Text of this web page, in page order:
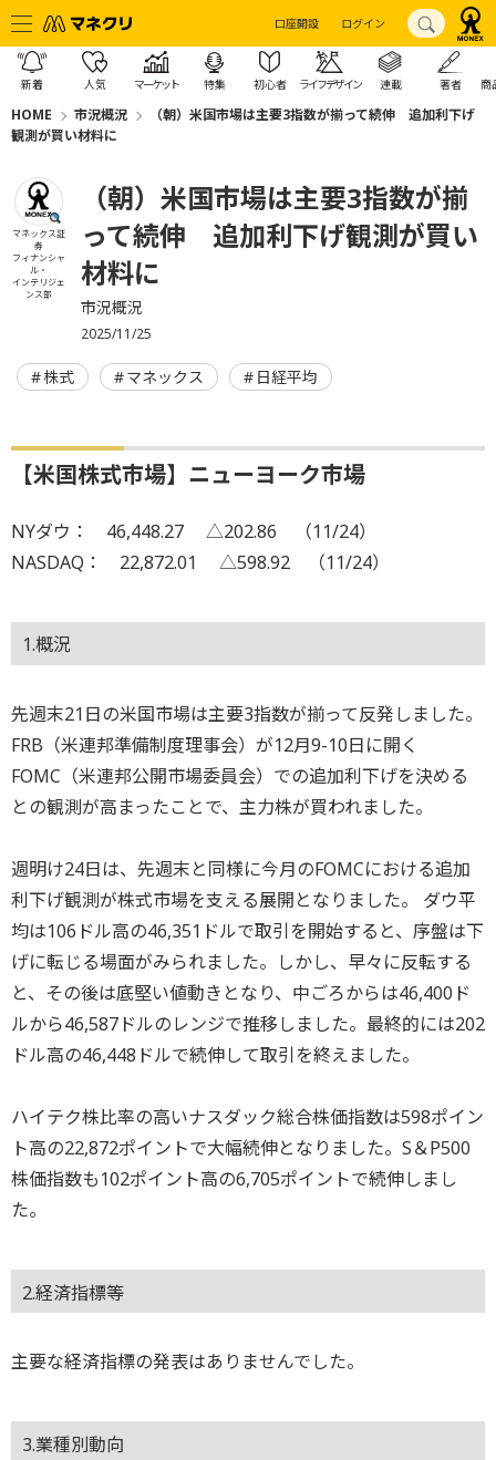
口座開設 ログイン
新着 人気 マーケット 特集 初心者 ライフデザイン 連載 著者 商
HOME 市況概況
（朝）米国市場は主要3指数が揃って続伸 追加利下げ
観測が買い材料に
マネックス証
券
フィナンシャ
ル・
インテリジェ
ンス部
（朝）米国市場は主要3指数が揃
って続伸 追加利下げ観測が買い
材料に
市況概況
2025/11/25
株式 マネックス 日経平均
【米国株式市場】ニューヨーク市場
NYダウ： 46,448.27 △202.86 （11/24）
NASDAQ： 22,872.01 △598.92 （11/24）
1.概況
先週末21日の米国市場は主要3指数が揃って反発しました。
FRB（米連邦準備制度理事会）が12月9-10日に開く
FOMC（米連邦公開市場委員会）での追加利下げを決める
との観測が高まったことで、主力株が買われました。
週明け24日は、先週末と同様に今月のFOMCにおける追加
利下げ観測が株式市場を支える展開となりました。 ダウ平
均は106ドル高の46,351ドルで取引を開始すると、序盤は下
げに転じる場面がみられました。しかし、早々に反転する
と、その後は底堅い値動きとなり、中ごろからは46,400ド
ルから46,587ドルのレンジで推移しました。最終的には202
ドル高の46,448ドルで続伸して取引を終えました。
ハイテク株比率の高いナスダック総合株価指数は598ポイン
ト高の22,872ポイントで大幅続伸となりました。S＆P500
株価指数も102ポイント高の6,705ポイントで続伸しまし
た。
2.経済指標等
主要な経済指標の発表はありませんでした。
3.業種別動向